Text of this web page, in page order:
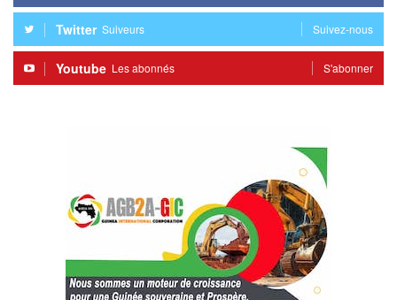
Twitter Suiveurs Suivez-nous
Youtube Les abonnés S'abonner